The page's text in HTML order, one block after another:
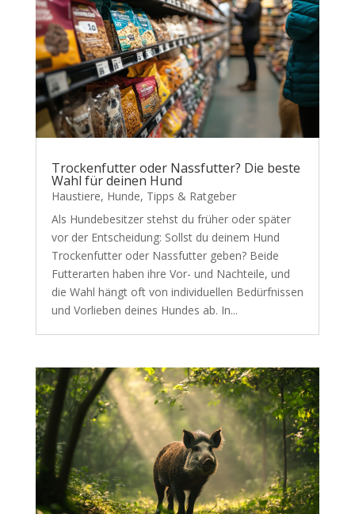
Trockenfutter oder Nassfutter? Die beste
Wahl für deinen Hund
Haustiere, Hunde, Tipps & Ratgeber
Als Hundebesitzer stehst du früher oder später
vor der Entscheidung: Sollst du deinem Hund
Trockenfutter oder Nassfutter geben? Beide
Futterarten haben ihre Vor- und Nachteile, und
die Wahl hängt oft von individuellen Bedürfnissen
und Vorlieben deines Hundes ab. In...